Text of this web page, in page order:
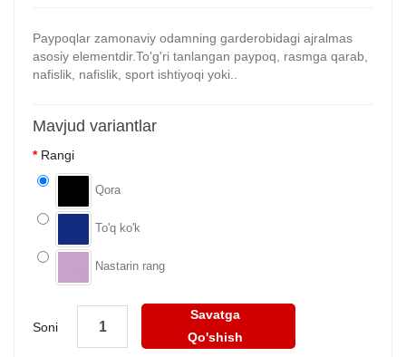
Paypoqlar zamonaviy odamning garderobidagi ajralmas
asosiy elementdir.To'g'ri tanlangan paypoq, rasmga qarab,
nafislik, nafislik, sport ishtiyoqi yoki..
Mavjud variantlar
Rangi
Qora
To'q ko'k
Nastarin rang
Soni
Savatga
Qo'shish